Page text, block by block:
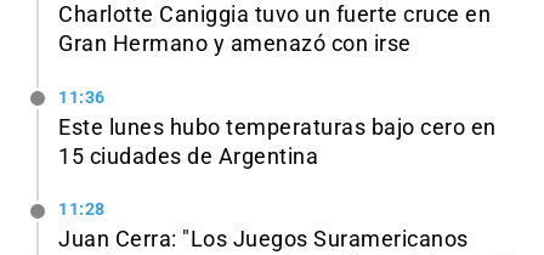
Charlotte Caniggia tuvo un fuerte cruce en
Gran Hermano y amenazó con irse
11:36
Este lunes hubo temperaturas bajo cero en
15 ciudades de Argentina
11:28
Juan Cerra: "Los Juegos Suramericanos